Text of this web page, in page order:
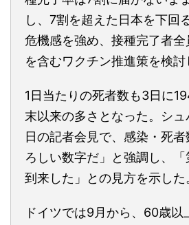
し、7割を超えた日本を下回
危機感を強め、接種完了者
を含むワクチン推進策を検討
1日当たりの死者数も3日に
末以来の多さとなった。シ
日の記者会見で、感染・死
ろしい数字だ」と強調し、
到来した」との見方を示した
ドイツでは9月から、60歳以